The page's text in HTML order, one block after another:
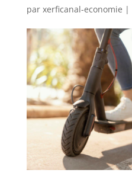
par xerficanal-economie |